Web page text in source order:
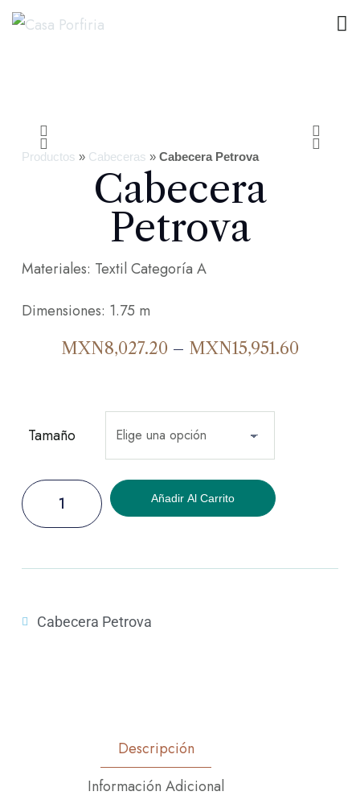
Productos » Cabeceras » Cabecera Petrova
Cabecera
Petrova
Materiales: Textil Categoría A
Dimensiones: 1.75 m
MXN8,027.20 – MXN15,951.60
Tamaño
Añadir Al Carrito
Cabecera Petrova
Descripción
Información Adicional